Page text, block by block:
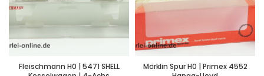
Fleischmann H0 | 5471 SHELL
Märklin Spur H0 | Primex 4552